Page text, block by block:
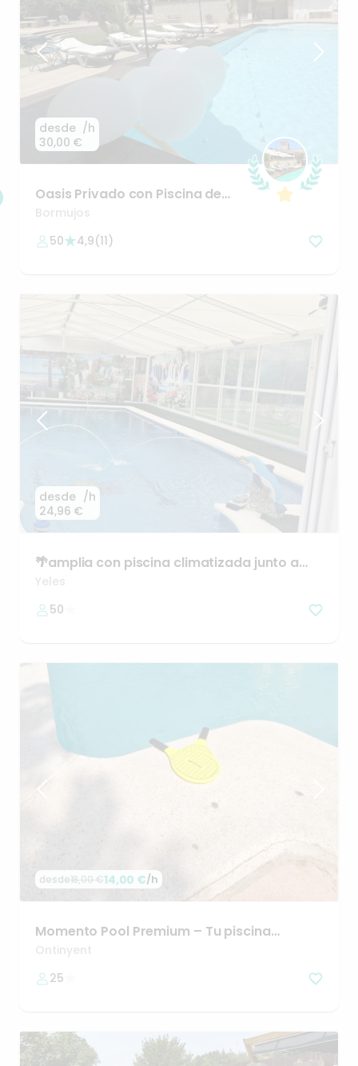
desde
30,00 €
/h
Oasis Privado con Piscina de
Lujoy Jardín
Bormujos
50
4,9(11)
desde
24,96 €
/h
🌴amplia con piscina climatizada junto a
Talavera
Yeles
50
desde18,00 €14,00 €/h
Momento Pool Premium – Tu piscina
privadaen
Ontinyent
25